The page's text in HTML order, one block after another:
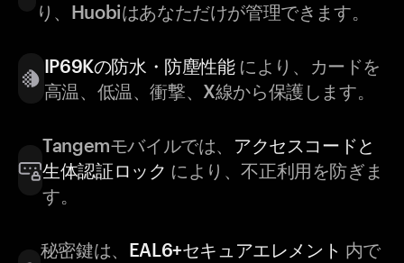
り、Huobiはあなただけが管理できます。
IP69Kの防水・防塵性能により、カードを
高温、低温、衝撃、X線から保護します。
Tangemモバイルでは、 アクセスコードと
生体認証ロック により、不正利用を防ぎま
す。
秘密鍵は、 EAL6+セキュアエレメント 内で